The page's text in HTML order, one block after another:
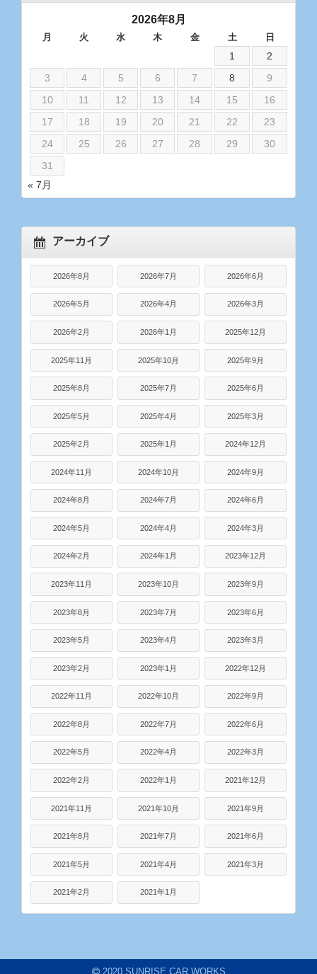
2026年8月
月 火 水 木 金 土 日
1
2
3
4 5 6 7 8
9
10
11 12 13 14 15
16
17
18 19 20 21 22
23
24
25 26 27 28 29
30
31
« 7月
アーカイブ
2026年8月 2026年7月 2026年6月
2026年5月 2026年4月 2026年3月
2026年2月 2026年1月 2025年12月
2025年11月 2025年10月 2025年9月
2025年8月 2025年7月 2025年6月
2025年5月 2025年4月 2025年3月
2025年2月 2025年1月 2024年12月
2024年11月 2024年10月 2024年9月
2024年8月 2024年7月 2024年6月
2024年5月 2024年4月 2024年3月
2024年2月 2024年1月 2023年12月
2023年11月 2023年10月 2023年9月
2023年8月 2023年7月 2023年6月
2023年5月 2023年4月 2023年3月
2023年2月 2023年1月 2022年12月
2022年11月 2022年10月 2022年9月
2022年8月 2022年7月 2022年6月
2022年5月 2022年4月 2022年3月
2022年2月 2022年1月 2021年12月
2021年11月 2021年10月 2021年9月
2021年8月 2021年7月 2021年6月
2021年5月 2021年4月 2021年3月
2021年2月 2021年1月
2020 SUNRISE CAR WORKS